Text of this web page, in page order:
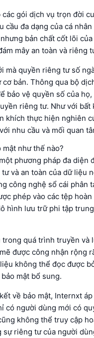
gói dịch vụ trọn đời
cầu đa dạng của cá
bản chất cốt lõi
mây an toàn và riêng
mà quyền riêng tư số
bản. Thông qua bộ
bảo vệ quyền số của
riêng tư. Như với
khích thực hiện nghiên
nhu cầu và mối quan
như thế nào?
phương pháp đa diện
và an toàn của dữ liệu
công nghệ sổ cái phân
phép vào các tệp
hình lưu trữ phi tập
quá trình truyền và
được công nhận rộng
không thể đọc được
mật bổ sung.
về bảo mật, Internxt
có người dùng mới có
không thể truy cập
sự riêng tư của người